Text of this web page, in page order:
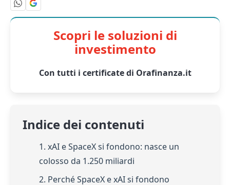
Scopri le soluzioni di
investimento
Con tutti i certificate di Orafinanza.it
Indice dei contenuti
1. xAI e SpaceX si fondono: nasce un
colosso da 1.250 miliardi
2. Perché SpaceX e xAI si fondono